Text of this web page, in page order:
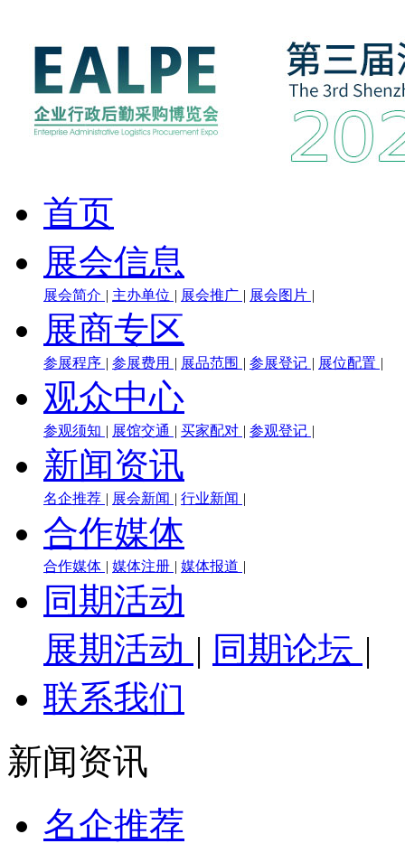
首页
展会信息
展会简介 | 主办单位 | 展会推广 | 展会图片 |
展商专区
参展程序 | 参展费用 | 展品范围 | 参展登记 | 展位配置 |
观众中心
参观须知 | 展馆交通 | 买家配对 | 参观登记 |
新闻资讯
名企推荐 | 展会新闻 | 行业新闻 |
合作媒体
合作媒体 | 媒体注册 | 媒体报道 |
同期活动
展期活动 | 同期论坛 |
联系我们
新闻资讯
名企推荐